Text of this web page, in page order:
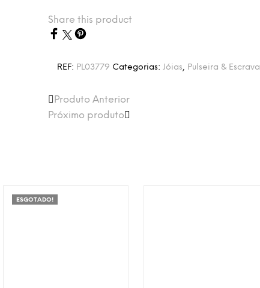
Share this product
REF: PL03779 Categorias:Jóias, Pulseira & Escrava
Produto Anterior
Próximo produto
ESGOTADO!